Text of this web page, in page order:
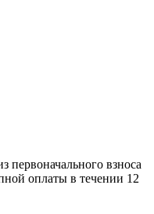
первоначального взноса
оплаты в течении 12